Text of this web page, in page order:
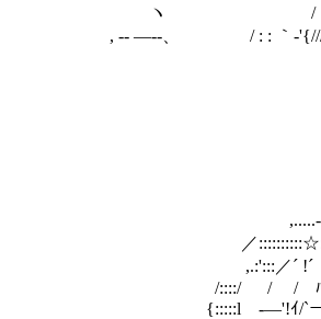
ヽ / V///////≧､
, -‐ ―‐-、 / : : ｀-
_
,.....-－..
／
,.:':::／´ !´ ｀!
/::::/ / / ﾊ
{:::::l -―'!ｲ/`ー ﾊ! ま